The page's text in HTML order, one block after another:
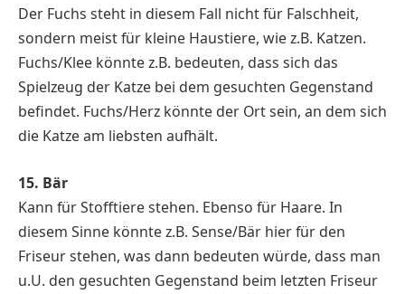
Der Fuchs steht in diesem Fall nicht für Falschheit,
sondern meist für kleine Haustiere, wie z.B. Katzen.
Fuchs/Klee könnte z.B. bedeuten, dass sich das
Spielzeug der Katze bei dem gesuchten Gegenstand
befindet. Fuchs/Herz könnte der Ort sein, an dem sich
die Katze am liebsten aufhält.
15. Bär
Kann für Stofftiere stehen. Ebenso für Haare. In
diesem Sinne könnte z.B. Sense/Bär hier für den
Friseur stehen, was dann bedeuten würde, dass man
u.U. den gesuchten Gegenstand beim letzten Friseur